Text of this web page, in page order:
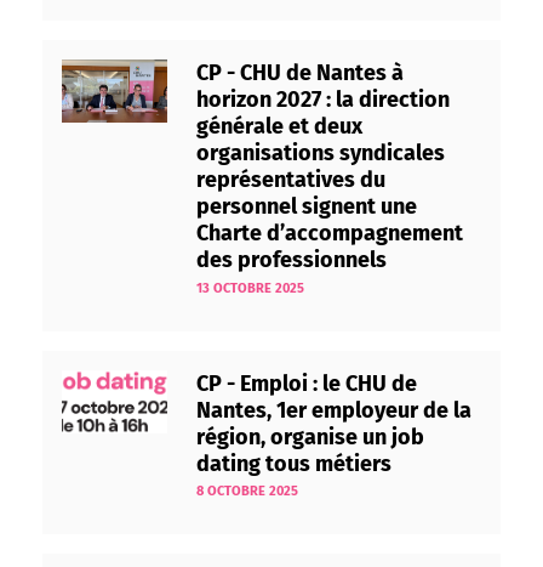
CP - CHU de Nantes à
horizon 2027 : la direction
générale et deux
organisations syndicales
représentatives du
personnel signent une
Charte d’accompagnement
des professionnels
13 OCTOBRE 2025
CP - Emploi : le CHU de
Nantes, 1er employeur de la
région, organise un job
dating tous métiers
8 OCTOBRE 2025